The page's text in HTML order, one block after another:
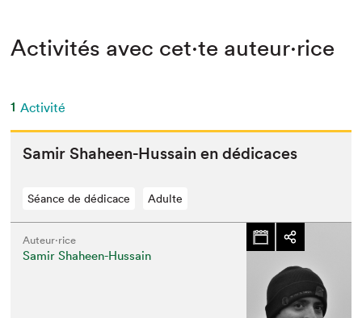
Activités avec cet·te auteur·rice
1 Activité
Samir Sha­heen-Hus­sain en dédicaces
Séance de dédicace Adulte
Auteur·rice
Samir Shaheen-Hussain